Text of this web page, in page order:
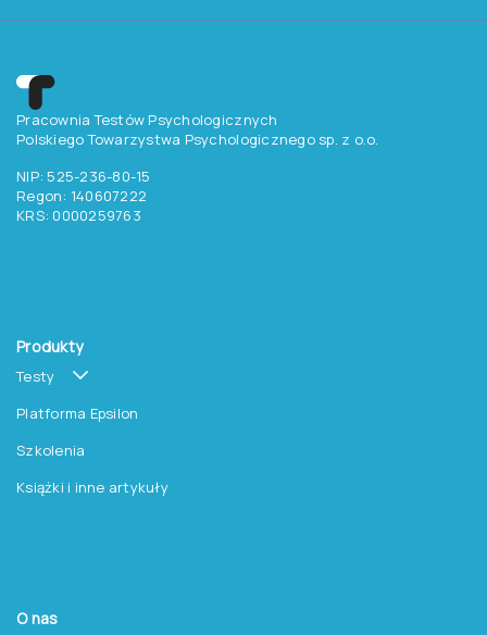
Pracownia Testów Psychologicznych
Polskiego Towarzystwa Psychologicznego sp. z o.o.
NIP: 525-236-80-15
Regon: 140607222
KRS: 0000259763
Produkty
Testy
Platforma Epsilon
Szkolenia
Książki i inne artykuły
O nas